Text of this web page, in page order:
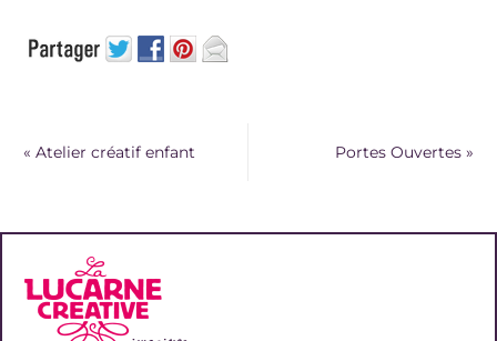
« Atelier créatif enfant Portes Ouvertes »